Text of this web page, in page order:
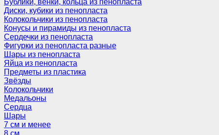
Бублики, венки, кольца из пенопласта
Диски, кубики из пенопласта
Колокольчики из пенопласта
Конусы и пирамиды из пенопласта
Сердечки из пенопласта
Фигурки из пенопласта разные
Шары из пенопласта
Яйца из пенопласта
Предметы из пластика
Звёзды
Колокольчики
Медальоны
Сердца
Шары
7 см и менее
8 см